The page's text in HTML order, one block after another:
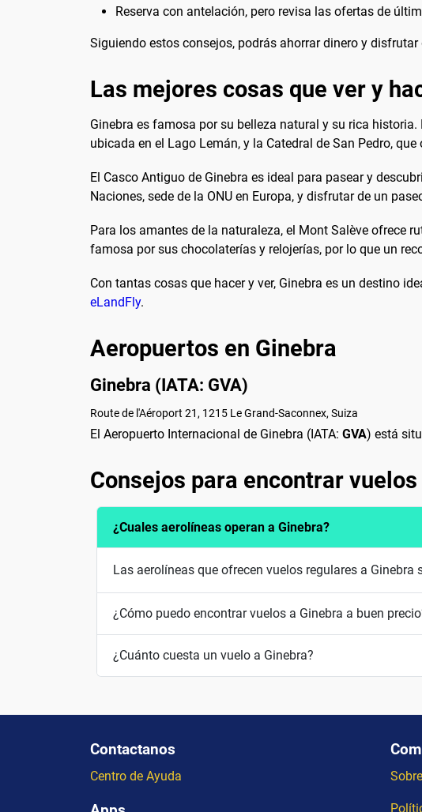
Reserva con antelación, pero revisa las ofertas de
Siguiendo estos consejos, podrás ahorrar dinero y
Las mejores cosas que ver y
Ginebra es famosa por su belleza natural y su rica
ubicada en el Lago Lemán, y la Catedral de San Pedro,
El Casco Antiguo de Ginebra es ideal para pasear y
Naciones, sede de la ONU en Europa, y disfrutar de un
Para los amantes de la naturaleza, el Mont Salève ofrece
famosa por sus chocolaterías y relojerías, por lo que un
Con tantas cosas que hacer y ver, Ginebra es un destino
eLandFly.
Aeropuertos en Ginebra
Ginebra (IATA: GVA)
Route de l'Aéroport 21, 1215 Le Grand-Saconnex, Suiza
El Aeropuerto Internacional de Ginebra (IATA: GVA) está
Consejos para encontrar vuelos
¿Cuales aerolíneas operan a Ginebra?
Las aerolíneas que ofrecen vuelos regulares a Ginebra
¿Cómo puedo encontrar vuelos a Ginebra a buen
¿Cuánto cuesta un vuelo a Ginebra?
Contactanos
Centro de Ayuda